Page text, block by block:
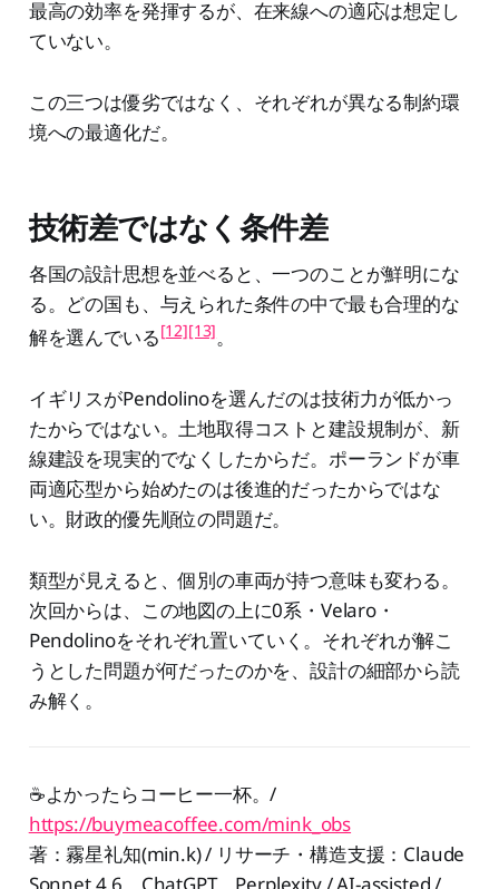
最高の効率を発揮するが、在来線への適応は想定し
ていない。
この三つは優劣ではなく、それぞれが異なる制約環
境への最適化だ。
技術差ではなく条件差
各国の設計思想を並べると、一つのことが鮮明にな
る。どの国も、与えられた条件の中で最も合理的な
解を選んでいる[12][13]。
イギリスがPendolinoを選んだのは技術力が低かっ
たからではない。土地取得コストと建設規制が、新
線建設を現実的でなくしたからだ。ポーランドが車
両適応型から始めたのは後進的だったからではな
い。財政的優先順位の問題だ。
類型が見えると、個別の車両が持つ意味も変わる。
次回からは、この地図の上に0系・Velaro・
Pendolinoをそれぞれ置いていく。それぞれが解こ
うとした問題が何だったのかを、設計の細部から読
み解く。
☕️よかったらコーヒー一杯。/
https://buymeacoffee.com/mink_obs
著：霧星礼知(min.k) / リサーチ・構造支援：Claude